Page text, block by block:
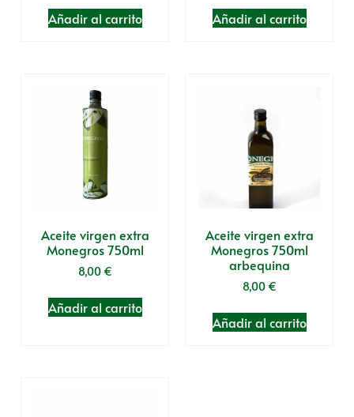
Añadir al carrito Añadir al carrito
Aceite virgen extra
Monegros 750ml
8,00 €
Añadir al carrito
Aceite virgen extra
Monegros 750ml
arbequina
8,00 €
Añadir al carrito